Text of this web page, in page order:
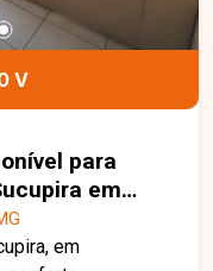
V
em
em